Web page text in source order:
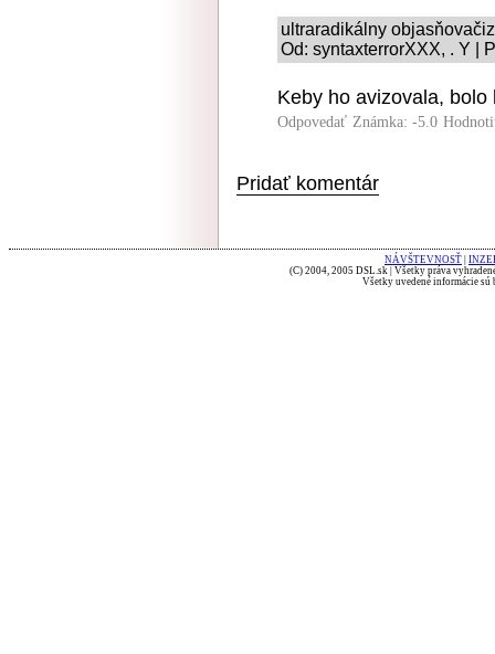
ultraradikálny
Od: syntaxterrorXXX, . Y |
Keby ho avizovala,
Odpovedať Známka: -5.0
Pridať komentár
NÁVŠTEVNOSŤ
(C) 2004, 2005 DSL.sk | Všetky práva
Všetky uvedené informácie sú